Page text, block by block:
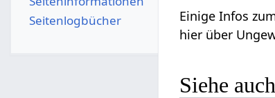
Siehe auch
Seitenlogbücher